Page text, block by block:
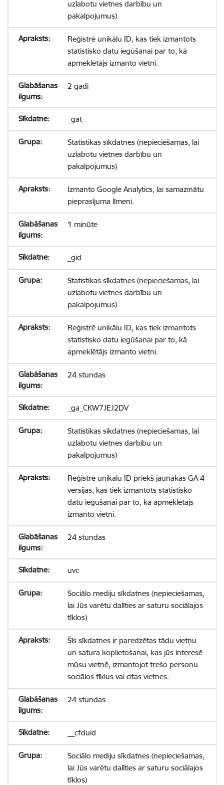
uzlabotu vietnes darbību un
pakalpojumus)
Reģistrē unikālu ID, kas tiek izmantots
statistisko datu iegūšanai par to, kā
apmeklētājs izmanto vietni.
2 gadi
_gat
Statistikas sīkdatnes (nepieciešamas, lai
uzlabotu vietnes darbību un
pakalpojumus)
Izmanto Google Analytics, lai samazinātu
pieprasījuma līmeni.
1 minūte
_gid
Statistikas sīkdatnes (nepieciešamas, lai
uzlabotu vietnes darbību un
pakalpojumus)
Reģistrē unikālu ID, kas tiek izmantots
statistisko datu iegūšanai par to, kā
apmeklētājs izmanto vietni.
24 stundas
_ga_CKW7JEJ2DV
Statistikas sīkdatnes (nepieciešamas, lai
uzlabotu vietnes darbību un
pakalpojumus)
Reģistrē unikālu ID priekš jaunākās GA 4
versijas, kas tiek izmantots statistisko
datu iegūšanai par to, kā apmeklētājs
izmanto vietni.
24 stundas
uvc
Sociālo mediju sīkdatnes (nepieciešamas,
lai Jūs varētu dalīties ar saturu sociālajos
tīklos)
Šīs sīkdatnes ir paredzētas tādu vietņu
un satura koplietošanai, kas jūs interesē
mūsu vietnē, izmantojot trešo personu
sociālos tīklus vai citas vietnes.
24 stundas
__cfduid
Sociālo mediju sīkdatnes (nepieciešamas,
lai Jūs varētu dalīties ar saturu sociālajos
tīklos)